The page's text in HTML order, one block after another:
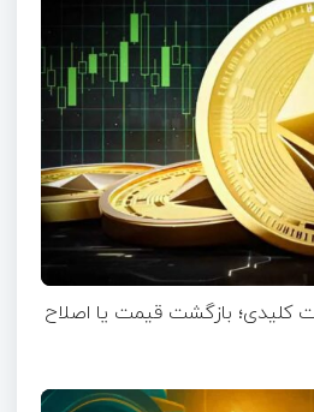
کلیدی؛ بازگشت قیمت یا اصلاح